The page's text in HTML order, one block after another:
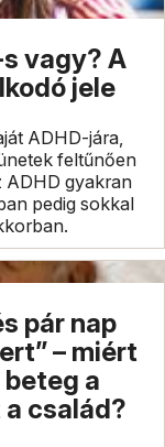
vagy? A
jele
ADHD-jára,
feltűnően
ADHD gyakran
pedig sokkal
pár nap
– miért
a
család?